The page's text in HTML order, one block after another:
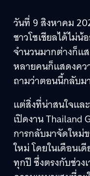
วันที่ 9 สิงหาคม
ชาวโซเชียลได้ไม่
จำนวนมากต่างก็แ
หลายคนก็แสดงคว
ถามว่าตอนนี้กลับม
แต่สิ่งที่น่าสนใจแล
เปิดงาน Thailand
การกลับมาจัดใหม่
ใหม่ โดยในเดือนเ
ทุกปี ซึ่งตรงกับช่วง